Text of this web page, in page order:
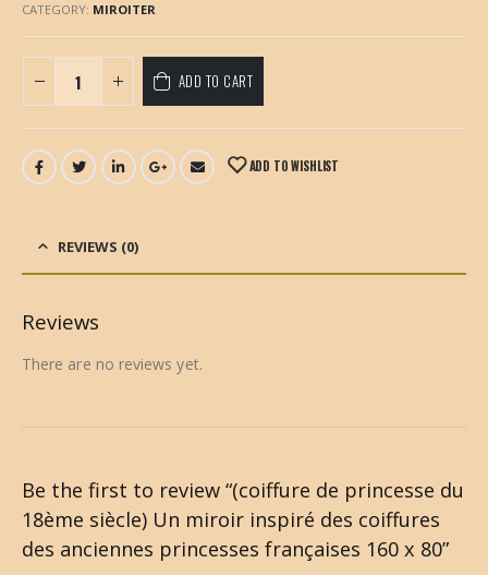
CATEGORY: MIROITER
ADD TO CART
ADD TO WISHLIST
REVIEWS (0)
Reviews
There are no reviews yet.
Be the first to review “(coiffure de princesse du
18ème siècle) Un miroir inspiré des coiffures
des anciennes princesses françaises 160 x 80”